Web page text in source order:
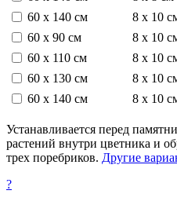
60 х 140 см
8 х 10
60 х 90 см
8 х 10
60 х 110 см
8 х 10
60 х 130 см
8 х 10
60 х 140 см
8 х 10
Устанавливается перед
растений внутри цветника и
трех поребриков. Другие
?